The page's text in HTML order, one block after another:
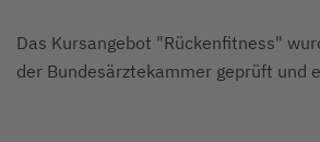
Das Kursangebot "Rückenfitness"
der Bundesärztekammer geprüft und